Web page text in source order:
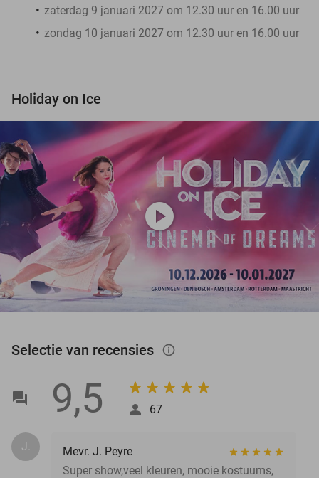
zaterdag 9 januari 2027 om 12.30 uur en 16.00 uur
zondag 10 januari 2027 om 12.30 uur en 16.00 uur
Holiday on Ice
play_circle
Selectie van recensies info_outlined
9,5 67
J.
Mevr. J. Peyre
Super show,veel kleuren, mooie kostuums,